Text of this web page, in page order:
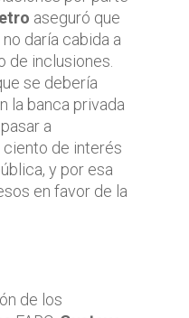
aseguró que
daría cabida a
de inclusiones.
se debería
la banca privada
a
de interés
y por esa
en favor de la
de los